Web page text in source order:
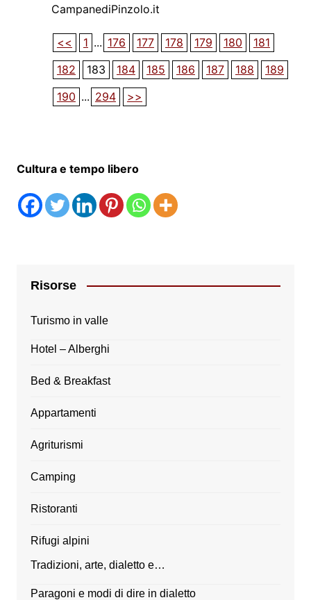
CampanediPinzolo.it
<< 1 ... 176 177 178 179 180
181
182
183 184 185 186 187 188
189
190 ... 294 >>
Cultura e tempo libero
Risorse
Turismo in valle
Hotel – Alberghi
Bed & Breakfast
Appartamenti
Agriturismi
Camping
Ristoranti
Rifugi alpini
Tradizioni, arte, dialetto e…
Paragoni e modi di dire in dialetto